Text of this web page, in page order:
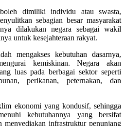
dimiliki individu atau swasta,
sebagian besar masyarakat
dilakukan negara sebagai wakil
untuk kesejahteraan rakyat.
mengakses kebutuhan dasarnya,
kemiskinan. Negara akan
luas pada berbagai sektor seperti
perikanan, peternakan, dan
ekonomi yang kondusif, sehingga
kebutuhannya yang bersifat
menyediakan infrastruktur penunjang